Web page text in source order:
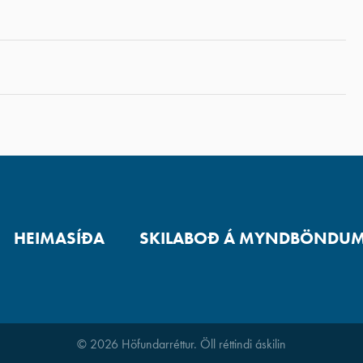
HEIMASÍÐA SKILABOÐ Á
© 2026 Höfundarréttur. Öll réttindi áskilin